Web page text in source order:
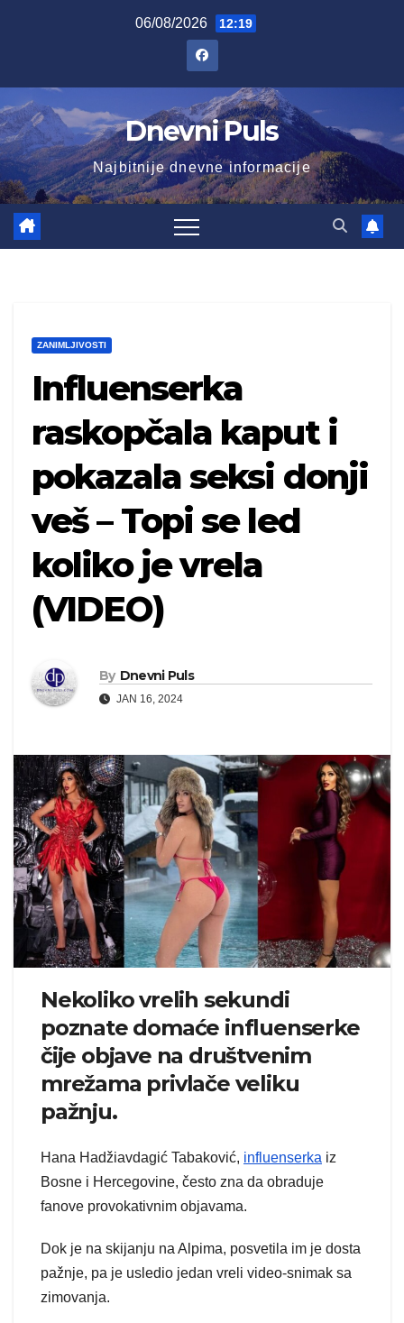
06/08/2026 12:19
Dnevni Puls
Najbitnije dnevne informacije
ZANIMLJIVOSTI
Influenserka
raskopčala kaput i
pokazala seksi donji
veš – Topi se led
koliko je vrela
(VIDEO)
By Dnevni Puls
JAN 16, 2024
Nekoliko vrelih sekundi
poznate domaće influenserke
čije objave na društvenim
mrežama privlače veliku
pažnju.
Hana Hadžiavdagić Tabaković, influenserka iz
Bosne i Hercegovine, često zna da obraduje
fanove provokativnim objavama.
Dok je na skijanju na Alpima, posvetila im je dosta
pažnje, pa je usledio jedan vreli video-snimak sa
zimovanja.